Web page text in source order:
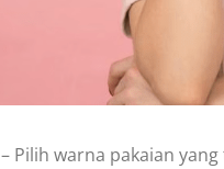
– Pilih warna pakaian